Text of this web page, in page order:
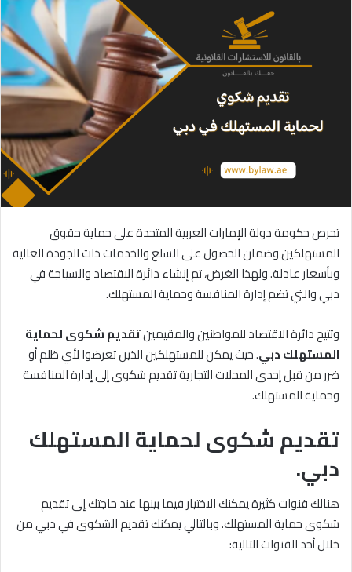
تحرص حكومة دولة الإمارات العربية المتحدة على حماية حقوق
المستهلكين وضمان الحصول على السلع والخدمات ذات الجودة العالية
وبأسعار عادلة. ولهذا الغرض، تم إنشاء دائرة الاقتصاد والسياحة في
دبي والتي تضم إدارة المنافسة وحماية المستهلك.
وتتيح دائرة الاقتصاد للمواطنين والمقيمينتقديمشكوىلحماية
المستهلكدبي. حيث يمكن للمستهلكين الذين تعرضوا لأي ظلم أو
ضرر من قبل إحدى المحلات التجارية تقديم شكوى إلى إدارة المنافسة
وحماية المستهلك.
تقديم شكوى لحماية المستهلك
دبي.
هنالك قنوات كثيرة يمكنك الاختيار فيما بينها عند حاجتك إلى تقديم
شكوى حماية المستهلك. وبالتالي يمكنك تقديم الشكوى في دبي من
خلال أحد القنوات التالية: